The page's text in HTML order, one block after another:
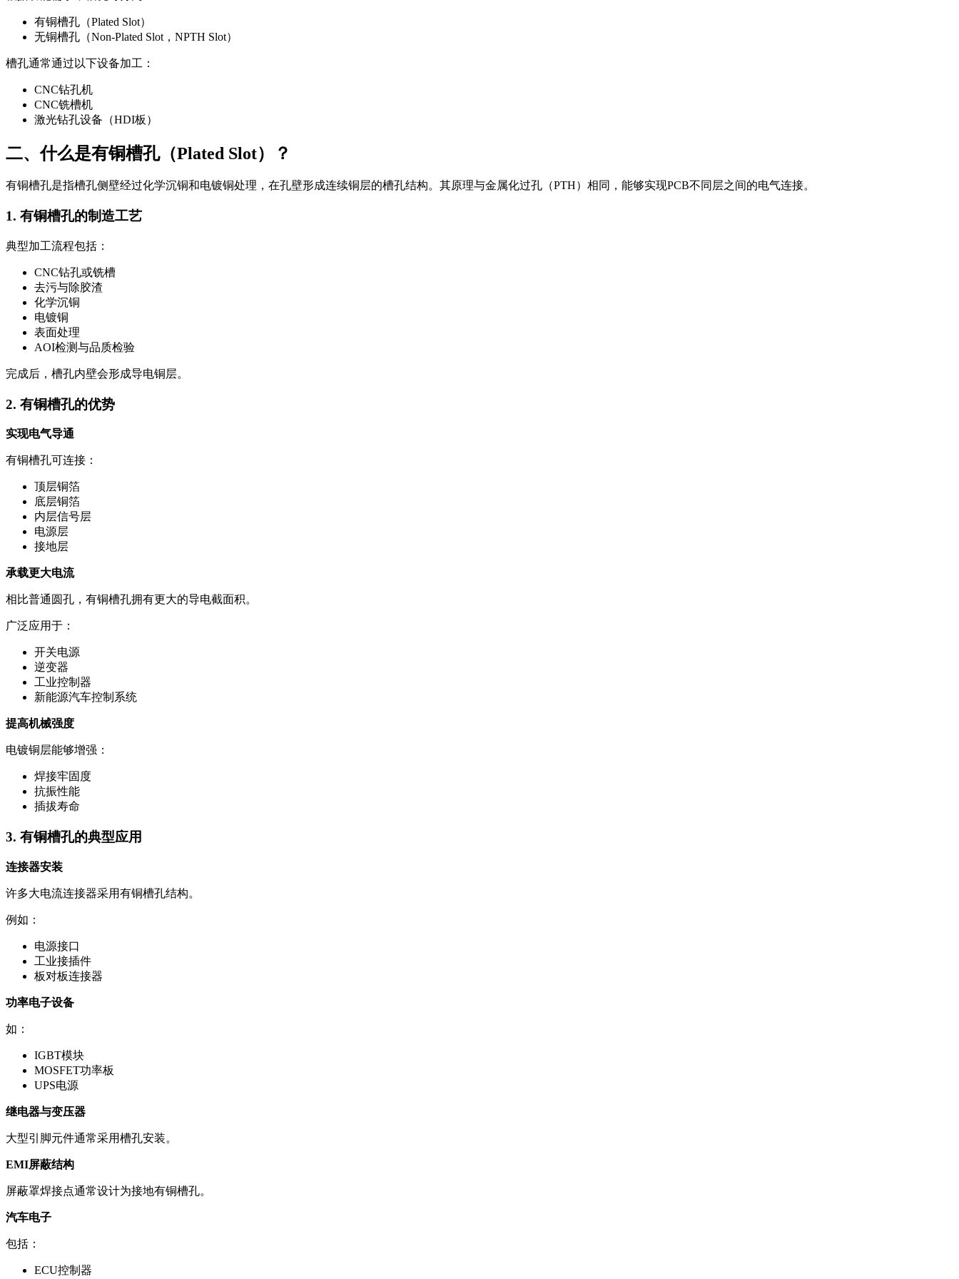
有铜槽孔（Plated Slot）
无铜槽孔（Non-Plated Slot，NPTH Slot）
槽孔通常通过以下设备加工：
CNC钻孔机
CNC铣槽机
激光钻孔设备（HDI板）
二、什么是有铜槽孔（Plated Slot）？
有铜槽孔是指槽孔侧壁经过化学沉铜和电镀铜处理，在孔壁形成连续铜层的槽孔结构。其原理与金属化过孔（PTH）相同，能够实现PCB不同层之间的电气连接。
1. 有铜槽孔的制造工艺
典型加工流程包括：
CNC钻孔或铣槽
去污与除胶渣
化学沉铜
电镀铜
表面处理
AOI检测与品质检验
完成后，槽孔内壁会形成导电铜层。
2. 有铜槽孔的优势
实现电气导通
有铜槽孔可连接：
顶层铜箔
底层铜箔
内层信号层
电源层
接地层
承载更大电流
相比普通圆孔，有铜槽孔拥有更大的导电截面积。
广泛应用于：
开关电源
逆变器
工业控制器
新能源汽车控制系统
提高机械强度
电镀铜层能够增强：
焊接牢固度
抗振性能
插拔寿命
3. 有铜槽孔的典型应用
连接器安装
许多大电流连接器采用有铜槽孔结构。
例如：
电源接口
工业接插件
板对板连接器
功率电子设备
如：
IGBT模块
MOSFET功率板
UPS电源
继电器与变压器
大型引脚元件通常采用槽孔安装。
EMI屏蔽结构
屏蔽罩焊接点通常设计为接地有铜槽孔。
汽车电子
包括：
ECU控制器